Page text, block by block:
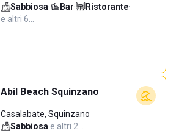
Sabbiosa· Bar· Ristorante·
e altri 6…
Abil Beach Squinzano
Casalabate, Squinzano
Sabbiosa·e altri 2…